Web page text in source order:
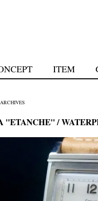
ITEM
ARCHIVES
"ETANCHE" /